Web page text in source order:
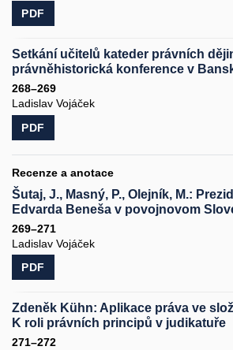
PDF
Setkání učitelů kateder právních
právněhistorická konference v
268–269
Ladislav Vojáček
PDF
Recenze a anotace
Šutaj, J., Masný, P., Olejník, M.:
Edvarda Beneša v povojnovom
269–271
Ladislav Vojáček
PDF
Zdeněk Kühn: Aplikace práva ve
K roli právních principů v judikatuře
271–272